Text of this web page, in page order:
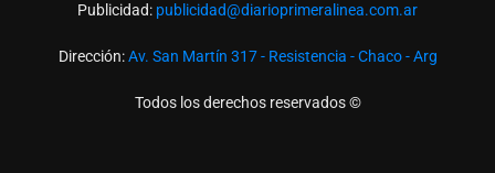
Publicidad: publicidad@diarioprimeralinea.com.ar
Dirección:Av. San Martín 317 - Resistencia - Chaco - Arg
Todos los derechos reservados ©